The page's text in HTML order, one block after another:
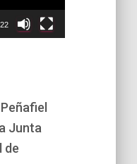
Junta
de